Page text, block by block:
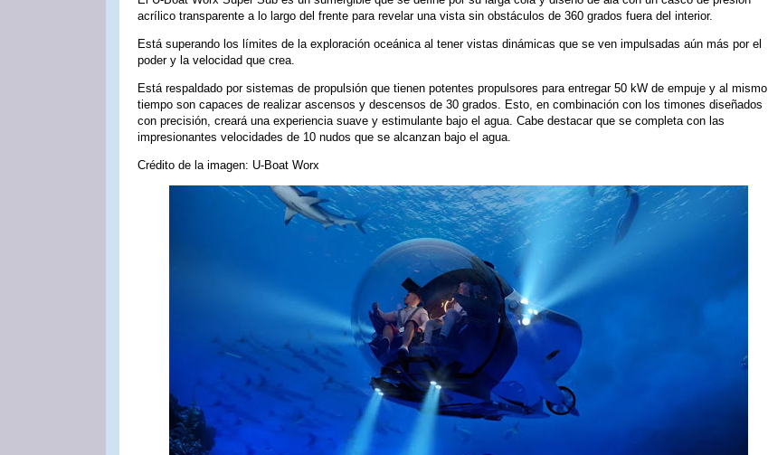
acrílico transparente a lo largo del frente para revelar una vista sin obstáculos de 360 ​​grados fuera del interior.
Está superando los límites de la exploración oceánica al tener vistas dinámicas que se ven impulsadas aún más por el
poder y la velocidad que crea.
Está respaldado por sistemas de propulsión que tienen potentes propulsores para entregar 50 kW de empuje y al mismo
tiempo son capaces de realizar ascensos y descensos de 30 grados. Esto, en combinación con los timones diseñados
con precisión, creará una experiencia suave y estimulante bajo el agua. Cabe destacar que se completa con las
impresionantes velocidades de 10 nudos que se alcanzan bajo el agua.
Crédito de la imagen: U-Boat Worx